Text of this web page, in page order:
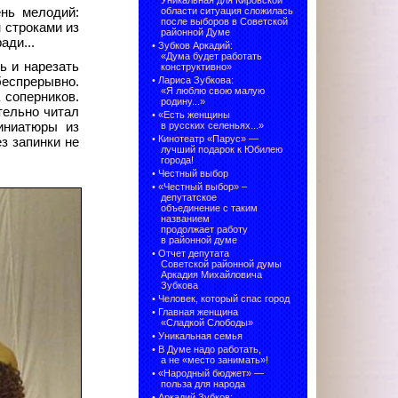
мелодий:
из
и нарезать
читал
из
запинки не
области ситуация сложилась
после выборов в Советской
районной Думе
• Зубков Аркадий:
«Дума будет работать
конструктивно»
• Лариса Зубкова:
«Я люблю свою малую
родину...»
• «Есть женщины
в русских селеньях...»
• Кинотеатр «Парус» —
лучший подарок к Юбилею
города!
• Честный выбор
• «Честный выбор» –
депутатское
объединение с таким
названием
продолжает работу
в районной думе
• Отчет депутата
Советской районной думы
Аркадия Михайловича
Зубкова
• Человек, который спас город
• Главная женщина
«Сладкой Слободы»
• Уникальная семья
• В Думе надо работать,
а не «место занимать»!
• «Народный бюджет» —
польза для народа